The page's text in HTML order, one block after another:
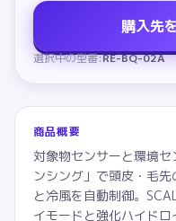
購入先
選択中の型番:RE-BQ-02A
商品概要
対象物センサーと環境
ンシング」で頭皮・毛
と冷風を自動制御。
イモードと強化ハイド